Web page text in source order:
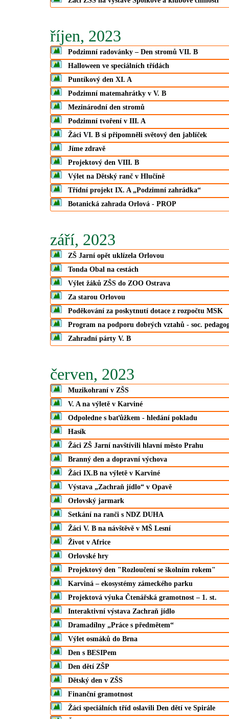
říjen, 2023
Podzimní radovánky – Den stromů VII. B
Halloween ve speciálních třídách
Puntíkový den XI. A
Podzimní matemahrátky v V. B
Mezinárodní den stromů
Podzimní tvoření v III. A
Žáci VI. B si připomněli světový den jablíček
Jíme zdravě
Projektový den VIII. B
Výlet na Dětský ranč v Hlučíně
Třídní projekt IX. A „Podzimní zahrádka“
Botanická zahrada Orlová - PROP
září, 2023
ZŠ Jarní opět uklízela Orlovou
Tonda Obal na cestách
Výlet žáků ZŠS do ZOO Ostrava
Za starou Orlovou
Poděkování za poskytnutí dotace z rozpočtu MSK
Program na podporu dobrých vztahů - soc.
Zahradní párty V. B
červen, 2023
Muzikohraní v ZŠS
V. A na výletě v Karviné
Odpoledne s baťůžkem - hledání pokladu
Hasík
Žáci ZŠ Jarní navštívili hlavní město Prahu
Branný den a dopravní výchova
Žáci IX.B na výletě v Karviné
Výstava „Zachraň jídlo“ v Opavě
Orlovský jarmark
Setkání na ranči s NDZ DUHA
Žáci V. B na návštěvě v MŠ Lesní
Život v Africe
Orlovské hry
Projektový den "Rozloučení se školním rokem"
Karviná – ekosystémy zámeckého parku
Projektová výuka Čtenářská gramotnost – 1. st.
Interaktivní výstava Zachraň jídlo
Dramadílny „Práce s předmětem“
Výlet osmáků do Brna
Den s BESIPem
Den dětí ZŠP
Dětský den v ZŠS
Finanční gramotnost
Žáci speciálních tříd oslavili Den dětí ve Spirále